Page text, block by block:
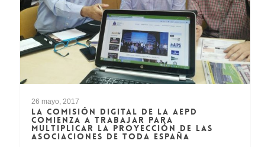
26 mayo, 2017
LA COMISIÓN DIGITAL DE LA AEPD
COMIENZA A TRABAJAR PARA
MULTIPLICAR LA PROYECCIÓN DE LAS
ASOCIACIONES DE TODA ESPAÑA